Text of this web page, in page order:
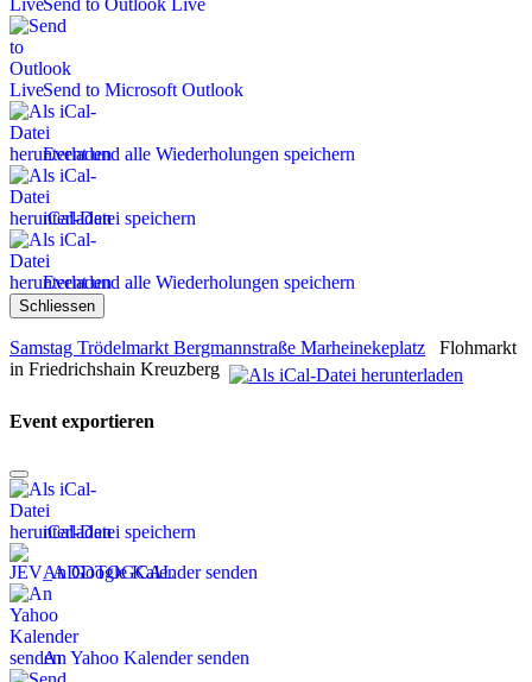
Send to Microsoft Outlook
Event und alle Wiederholungen speichern
iCal-Datei speichern
Event und alle Wiederholungen speichern
Schliessen
Samstag Trödelmarkt Bergmannstraße Marheinekeplatz Flohmarkt
in Friedrichshain Kreuzberg
Event exportieren
iCal-Datei speichern
An Google Kalender senden
An Yahoo Kalender senden